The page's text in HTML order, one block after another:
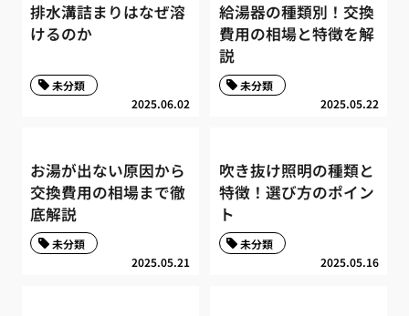
排水溝詰まりはなぜ溶
けるのか
2025.06.02
未分類
給湯器の種類別！交換
費用の相場と特徴を解
説
2025.05.22
未分類
お湯が出ない原因から
交換費用の相場まで徹
底解説
2025.05.21
未分類
吹き抜け照明の種類と
特徴！選び方のポイン
ト
2025.05.16
未分類